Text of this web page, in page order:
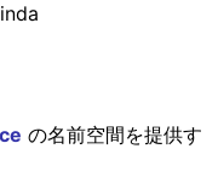
の名前空間を提供す